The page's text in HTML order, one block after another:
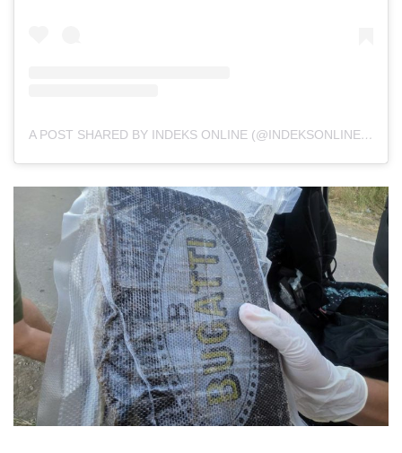
A POST SHARED BY INDEKS ONLINE (@INDEKSONLINE_RS)